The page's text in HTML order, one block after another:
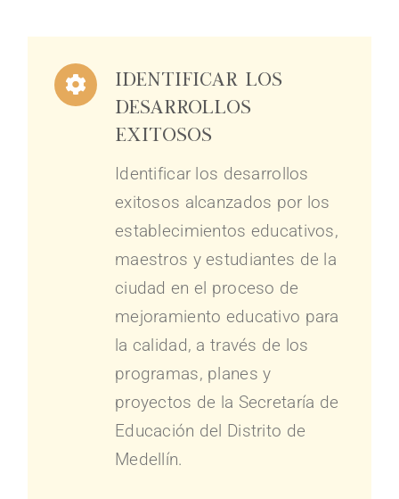
Identificar los
desarrollos
exitosos
Identificar los desarrollos
exitosos alcanzados por los
establecimientos educativos,
maestros y estudiantes de la
ciudad en el proceso de
mejoramiento educativo para
la calidad, a través de los
programas, planes y
proyectos de la Secretaría de
Educación del Distrito de
Medellín.